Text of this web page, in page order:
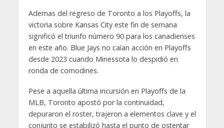
Ademas del regreso de Toronto a los Playoffs, la
victoria sobre Kansas City este fin de semana
significó el triunfo número 90 para los canadienses
en este año. Blue Jays no caían acción en Playoffs
desde 2023 cuando Minessota lo despidió en
ronda de comodines.
Pese a aquella última incursión en Playoffs de la
MLB, Toronto apostó por la continuidad,
depuraron el roster, trajeron a elementos clave y el
conjunto se estabilizó hasta el punto de ostentar